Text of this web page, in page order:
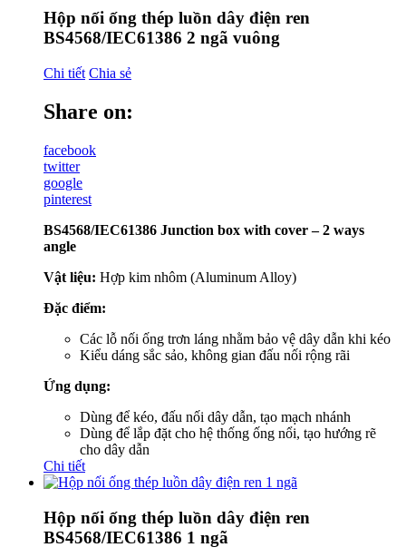
Hộp nối ống thép luồn dây điện ren
BS4568/IEC61386 2 ngã vuông
Chi tiết Chia sẻ
Share on:
facebook
twitter
google
pinterest
BS4568/IEC61386 Junction box with cover – 2 ways
angle
Vật liệu: Hợp kim nhôm (Aluminum Alloy)
Đặc điểm:
Các lỗ nối ống trơn láng nhằm bảo vệ dây dẫn khi kéo
Kiểu dáng sắc sảo, không gian đấu nối rộng rãi
Ứng dụng:
Dùng để kéo, đấu nối dây dẫn, tạo mạch nhánh
Dùng để lắp đặt cho hệ thống ống nổi, tạo hướng rẽ
cho dây dẫn
Chi tiết
Hộp nối ống thép luồn dây điện ren
BS4568/IEC61386 1 ngã